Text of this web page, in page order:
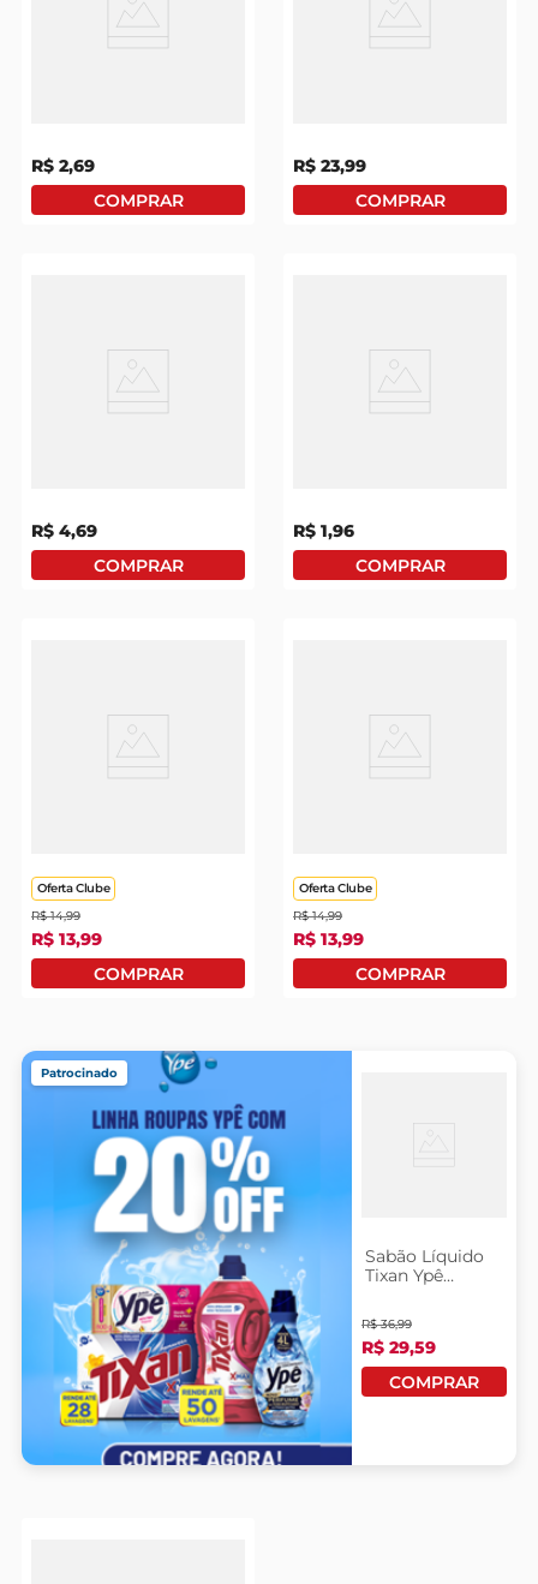
R$ 2,69
R$ 23,99
R$ 4,69 R$ 1,96
Oferta Clube
R$ 14,99
R$ 13,99
Oferta Clube
R$ 14,99
R$ 13,99
Patrocinado
Sabão Líquido
Tixan Ypê
Litros Grátis
10% De
Desconto
R$ 36,99
R$ 29,59